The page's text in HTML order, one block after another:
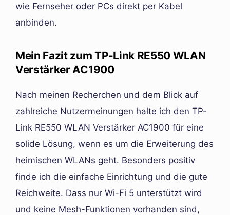
wie Fernseher oder PCs direkt per Kabel
anbinden.
Mein Fazit zum TP-Link RE550 WLAN
Verstärker AC1900
Nach meinen Recherchen und dem Blick auf
zahlreiche Nutzermeinungen halte ich den TP-
Link RE550 WLAN Verstärker AC1900 für eine
solide Lösung, wenn es um die Erweiterung des
heimischen WLANs geht. Besonders positiv
finde ich die einfache Einrichtung und die gute
Reichweite. Dass nur Wi-Fi 5 unterstützt wird
und keine Mesh-Funktionen vorhanden sind,